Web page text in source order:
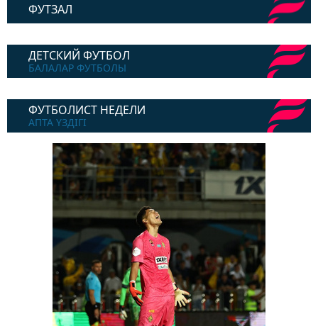
ФУТЗАЛ
ДЕТСКИЙ ФУТБОЛ
БАЛАЛАР ФУТБОЛЫ
ФУТБОЛИСТ НЕДЕЛИ
АПТА ҮЗДІГІ